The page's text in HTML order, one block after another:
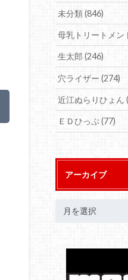
未分類(846)
母乳トリートメン
生太郎(246)
穴ライザー(274)
近江ぬらりひょん
ＥＤひっぷ(77)
アーカイブ